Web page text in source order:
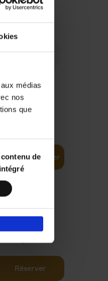
médias
nos
que
de
29,99
Ajouter au panier
34,99
Réserver